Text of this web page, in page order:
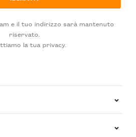
e il tuo indirizzo sarà mantenuto
riservato.
la tua privacy.